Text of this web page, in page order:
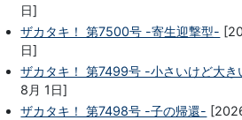
日]
ザカタキ！ 第7500号 -寄生迎撃型-
日]
ザカタキ！ 第7499号 -小さいけど大き
8月 1日]
ザカタキ！ 第7498号 -子の帰還-